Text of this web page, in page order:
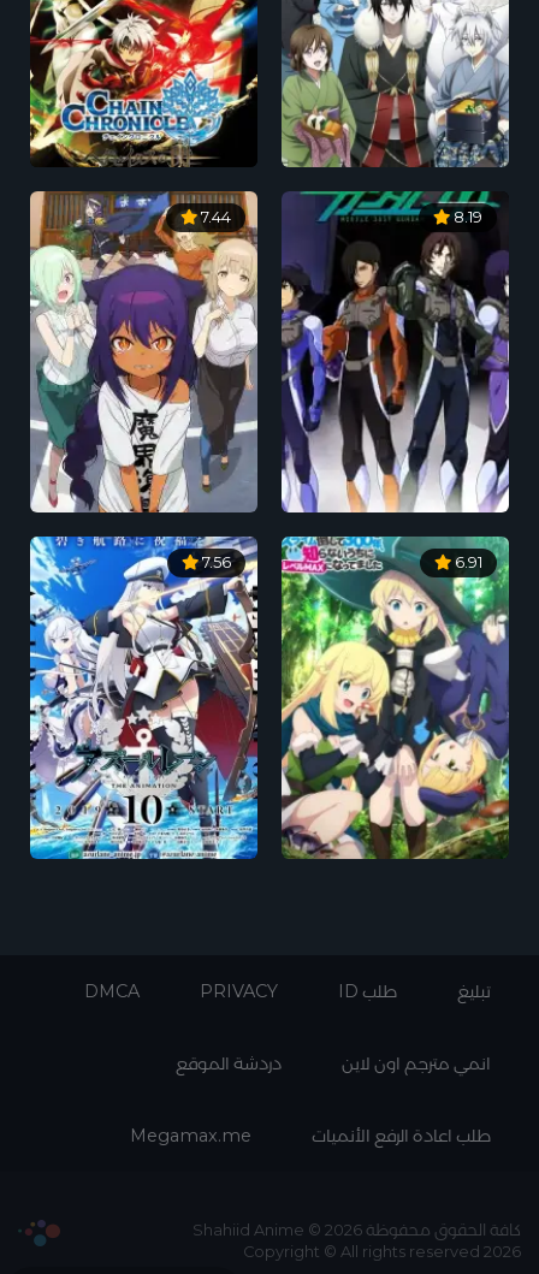
8.19
7.44
6.91
7.56
تبليغ طلب ID PRIVACY
DMCA
انمي مترجم اون لاين دردشة الموقع
طلب اعادة الرفع الأنميات Megamax.me
كافة الحقوق محفوظة Shahiid Anime © 2026
Copyright © All rights reserved 2026